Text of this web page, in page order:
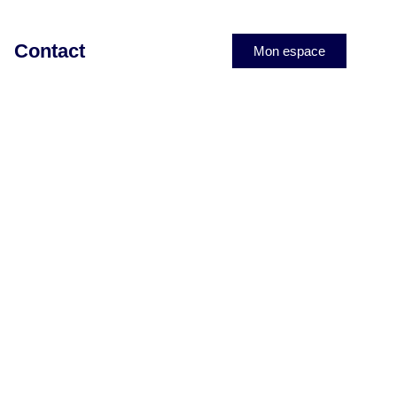
Contact Mon espace